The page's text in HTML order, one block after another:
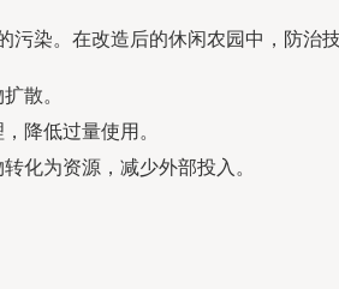
染。在改造后的休闲农园中，防治技
散。
降低过量使用。
化为资源，减少外部投入。